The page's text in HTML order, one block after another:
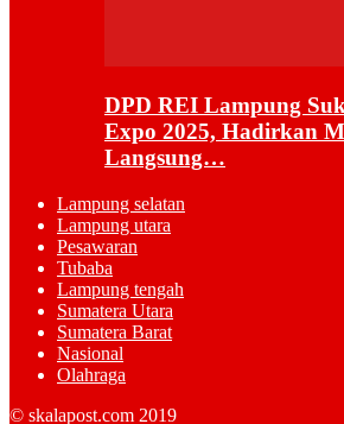
DPD REI Lampung
Expo 2025, Hadirkan
Langsung…
Lampung selatan
Lampung utara
Pesawaran
Tubaba
Lampung tengah
Sumatera Utara
Sumatera Barat
Nasional
Olahraga
© skalapost.com 2019